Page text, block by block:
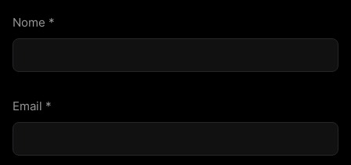
Nome *
Email *